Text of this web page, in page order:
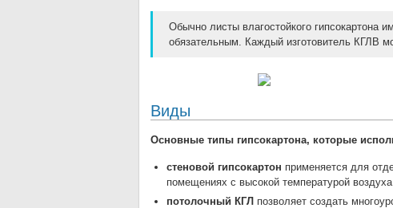
Обычно листы влагостойкого гипсокартона
обязательным. Каждый изготовитель КГЛВ
Виды
Основные типы гипсокартона, которые
стеновой гипсокартон применяется для
помещениях с высокой температурой
потолочный КГЛ позволяет создать